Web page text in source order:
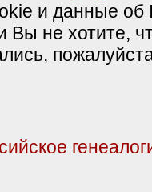
и данные об
Вы не хотите,